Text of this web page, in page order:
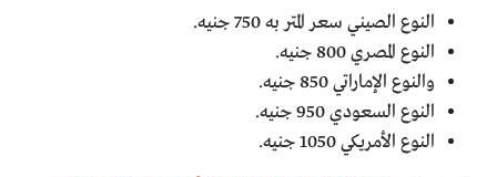
النوع الصيني سعر المتر به 750 جنيه.
النوع المصري 800 جنيه.
والنوع الإماراتي 850 جنيه.
النوع السعودي 950 جنيه.
النوع الأمريكي 1050 جنيه.